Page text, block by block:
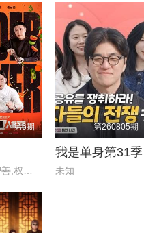
第6期
金喜泰,郑智善,权圣晙,金风
第260805期
我是单身第31季
未知